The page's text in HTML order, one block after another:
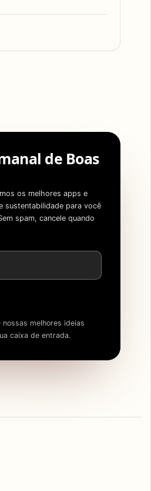
de Boas
os melhores apps e
sustentabilidade para você
spam, cancele quando
melhores ideias
caixa de entrada.